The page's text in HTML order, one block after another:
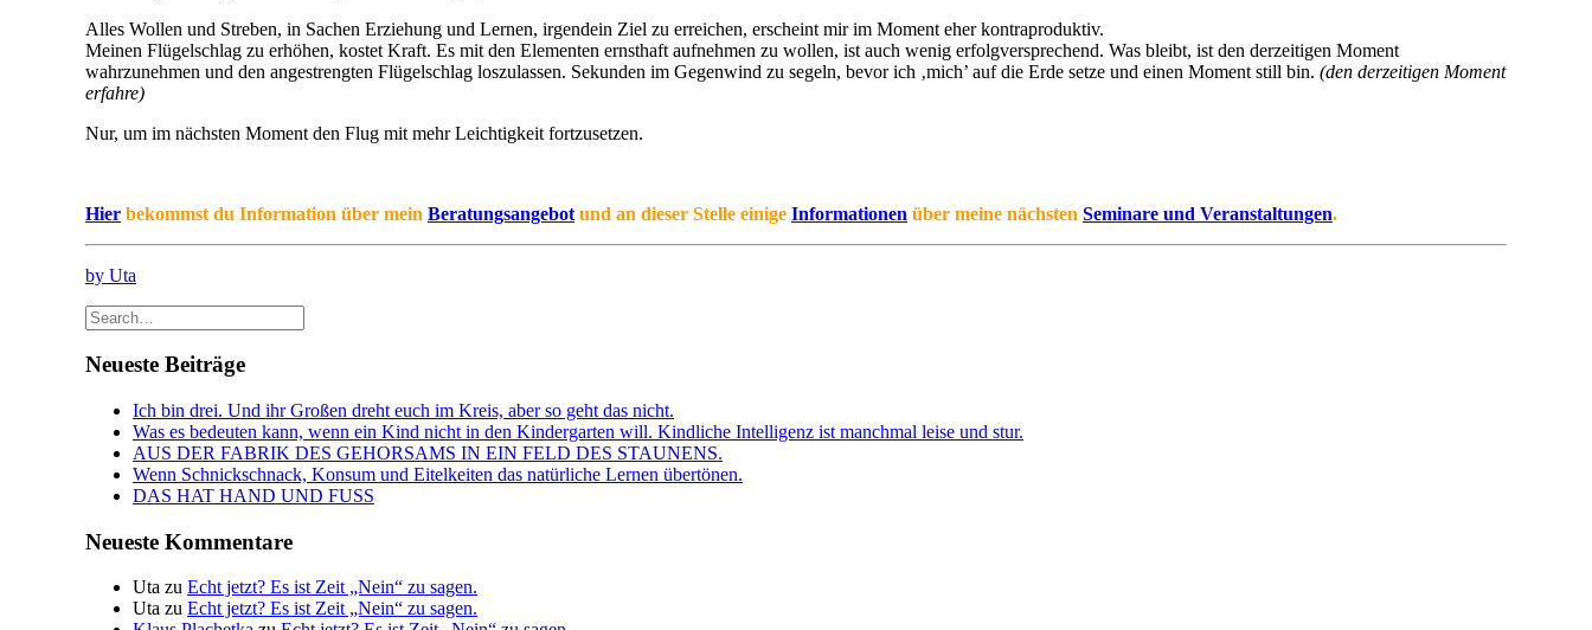
Alles Wollen und Streben, in Sachen Erziehung und Lernen, irgendein Ziel zu erreichen, erscheint mir im Moment eher kontraproduktiv.
Meinen Flügelschlag zu erhöhen, kostet Kraft. Es mit den Elementen ernsthaft aufnehmen zu wollen, ist auch wenig erfolgversprechend. Was bleibt, ist den derzeitigen Moment
wahrzunehmen und den angestrengten Flügelschlag loszulassen. Sekunden im Gegenwind zu segeln, bevor ich ‚mich’ auf die Erde setze und einen Moment still bin. (den derzeitigen Moment
erfahre)
Nur, um im nächsten Moment den Flug mit mehr Leichtigkeit fortzusetzen.
Hier bekommst du Information über mein Beratungsangebot und an dieser Stelle einige Informationen über meine nächsten Seminare und Veranstaltungen.
by Uta
Neueste Beiträge
Ich bin drei. Und ihr Großen dreht euch im Kreis, aber so geht das nicht.
Was es bedeuten kann, wenn ein Kind nicht in den Kindergarten will. Kindliche Intelligenz ist manchmal leise und stur.
AUS DER FABRIK DES GEHORSAMS IN EIN FELD DES STAUNENS.
Wenn Schnickschnack, Konsum und Eitelkeiten das natürliche Lernen übertönen.
DAS HAT HAND UND FUSS
Neueste Kommentare
Uta zu Echt jetzt? Es ist Zeit „Nein“ zu sagen.
Uta zu Echt jetzt? Es ist Zeit „Nein“ zu sagen.